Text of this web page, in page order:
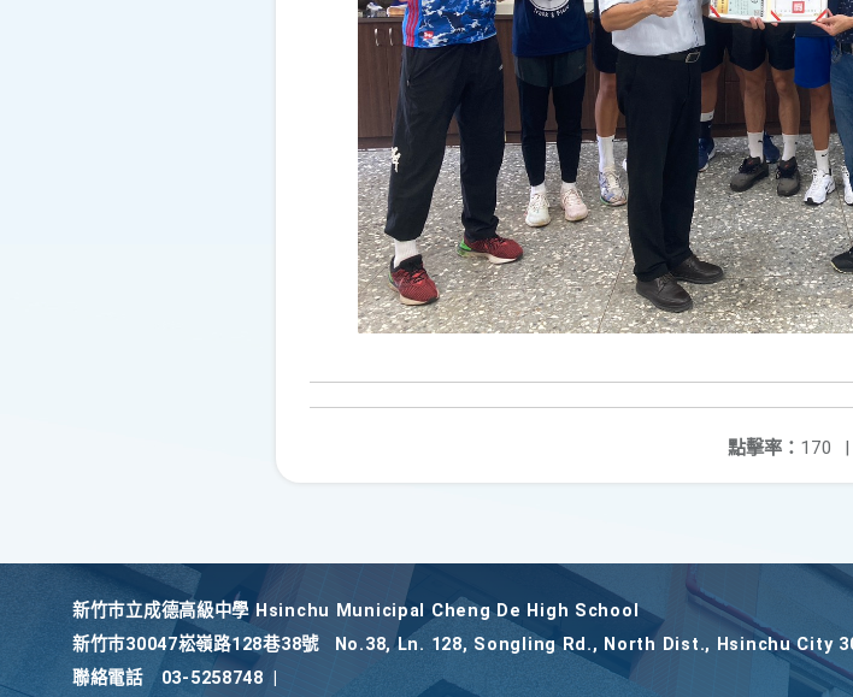
點擊率： 170 |
新竹巿立成德高級中學 Hsinchu Municipal Cheng De High School
新竹巿30047崧嶺路128巷38號
No.38, Ln. 128, Songling Rd., North Dist., Hsinchu City
聯絡電話
03-5258748